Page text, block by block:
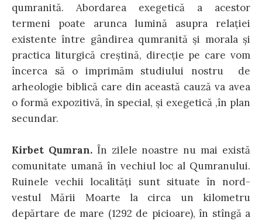
qumranită. Abordarea exegetică a acestor
termeni poate arunca lumină asupra relaţiei
existente între gândirea qumranită şi morala şi
practica liturgică creştină, direcţie pe care vom
încerca să o imprimăm studiului nostru de
arheologie biblică care din această cauză va avea
o formă expozitivă, în special, şi exegetică ,în plan
secundar.
Kirbet Qumran. În zilele noastre nu mai există
comunitate umană în vechiul loc al Qumranului.
Ruinele vechii localităţi sunt situate în nord-
vestul Mării Moarte la circa un kilometru
depărtare de mare (1292 de picioare), în stîngă a